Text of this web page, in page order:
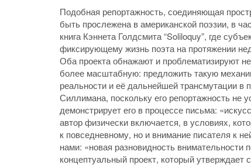
Подобная репортажность, соединяющая
быть прослежена в американской поэзии, в
книга Кэннета Голдсмита “Soliloquy”, где
фиксирующему жизнь поэта на протяжении
Оба проекта обнажают и проблематизируют
более масштабную: предложить такую
реальности и её дальнейшей трансмутации в
Силлимана, поскольку его репортажность не
демонстрирует его в процессе письма:
автор физически включается, в условиях,
к повседневному, но и внимание писателя к
нами: «новая разновидность
концептуальный проект, который